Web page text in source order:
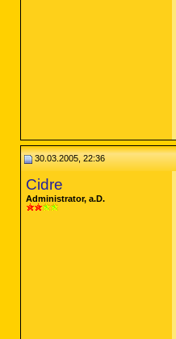
30.03.2005, 22:36
Cidre
Administrator, a.D.